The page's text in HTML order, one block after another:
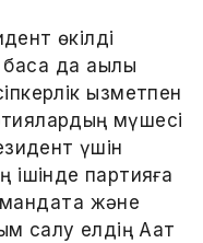
өкілді
да ақылы
қызметпен
мүшесі
үшін
ішінде партияға
және
салу елдің Аат